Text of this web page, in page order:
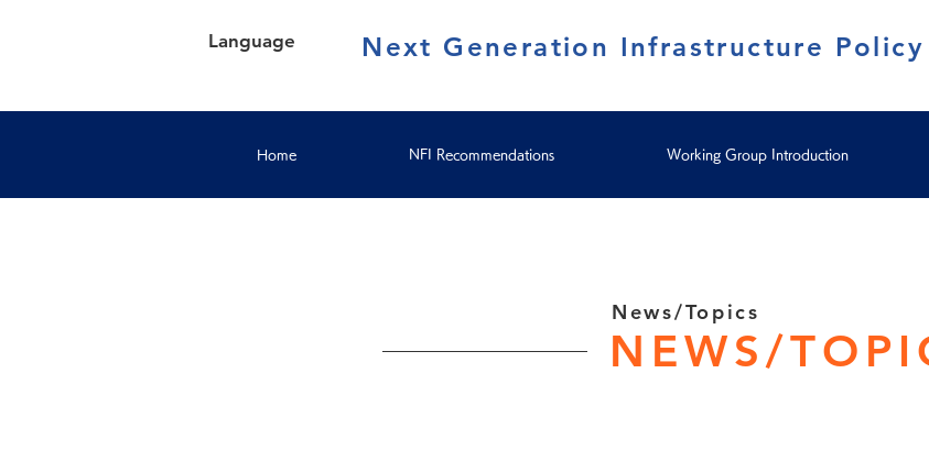
Next Generation Infrastructure
Language
Home NFI Recommendations Working Group Introduction
News/Topics
NEWS/